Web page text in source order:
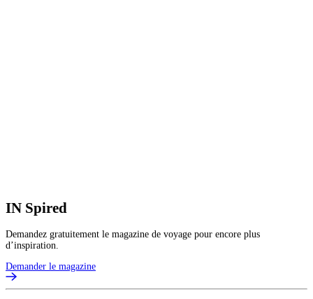
IN Spired
Demandez gratuitement le magazine de voyage pour encore plus
d’inspiration.
Demander le magazine